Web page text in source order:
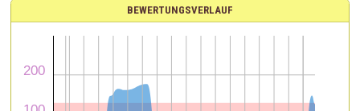
BEWERTUNGSVERLAUF